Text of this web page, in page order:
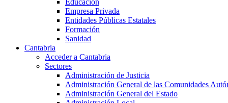
Educación
Empresa Privada
Entidades Públicas Estatales
Formación
Sanidad
Cantabria
Acceder a Cantabria
Sectores
Administración de Justicia
Administración General de las Comunidades
Administración General del Estado